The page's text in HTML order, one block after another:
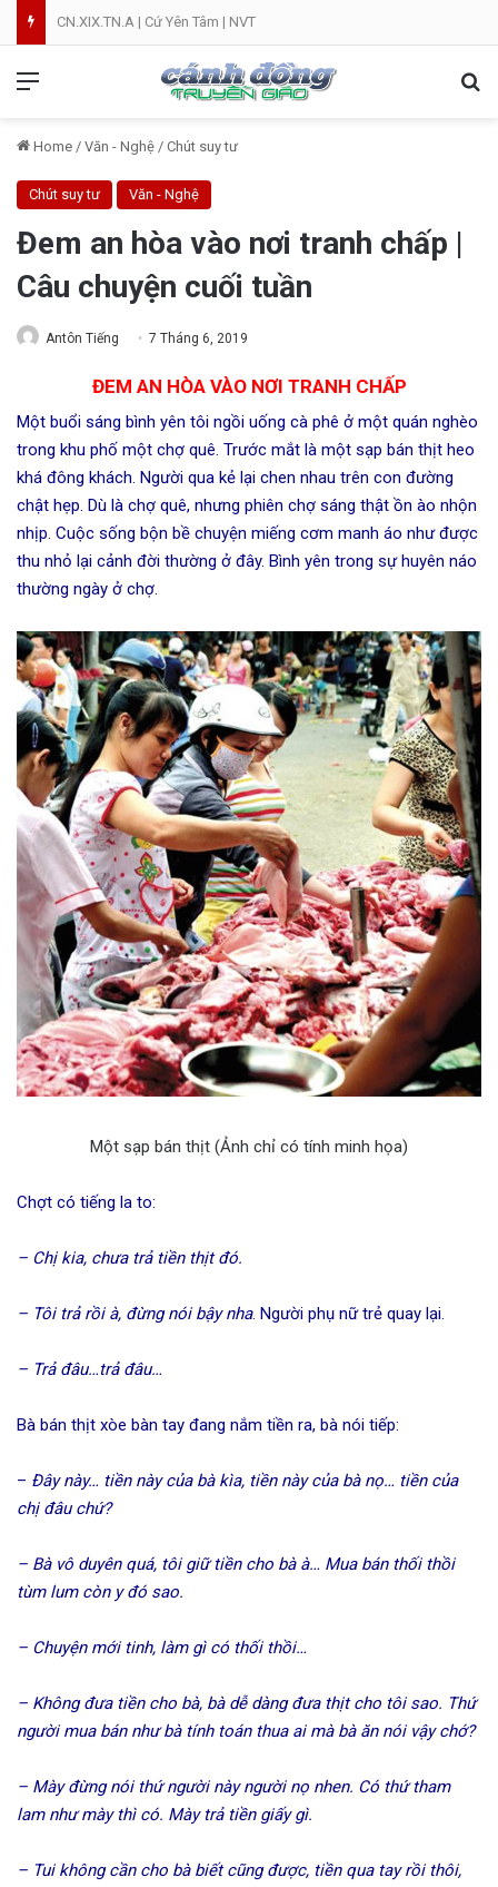
Home / Văn - Nghệ / Chút suy tư
Chút suy tư Văn - Nghệ
Đem an hòa vào nơi tranh chấp |
Câu chuyện cuối tuần
Antôn Tiếng 7 Tháng 6, 2019
ĐEM AN HÒA VÀO NƠI TRANH CHẤP
Một buổi sáng bình yên tôi ngồi uống cà phê ở một quán nghèo
trong khu phố một chợ quê. Trước mắt là một sạp bán thịt heo
khá đông khách. Người qua kẻ lại chen nhau trên con đường
chật hẹp. Dù là chợ quê, nhưng phiên chợ sáng thật ồn ào nhộn
nhịp. Cuộc sống bộn bề chuyện miếng cơm manh áo như được
thu nhỏ lại cảnh đời thường ở đây. Bình yên trong sự huyên náo
thường ngày ở chợ.
Một sạp bán thịt (Ảnh chỉ có tính minh họa)
Chợt có tiếng la to:
– Chị kia, chưa trả tiền thịt đó.
– Tôi trả rồi à, đừng nói bậy nha. Người phụ nữ trẻ quay lại.
– Trả đâu…trả đâu…
Bà bán thịt xòe bàn tay đang nắm tiền ra, bà nói tiếp:
– Đây này… tiền này của bà kìa, tiền này của bà nọ… tiền của
chị đâu chứ?
– Bà vô duyên quá, tôi giữ tiền cho bà à… Mua bán thối thồi
tùm lum còn y đó sao.
– Chuyện mới tinh, làm gì có thối thồi…
– Không đưa tiền cho bà, bà dễ dàng đưa thịt cho tôi sao. Thứ
người mua bán như bà tính toán thua ai mà bà ăn nói vậy chớ?
– Mày đừng nói thứ người này người nọ nhen. Có thứ tham
lam như mày thì có. Mày trả tiền giấy gì.
– Tui không cần cho bà biết cũng được, tiền qua tay rồi thôi,